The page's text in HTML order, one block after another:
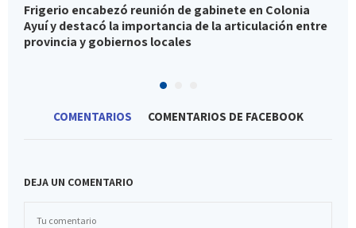
Frigerio encabezó reunión de gabinete en Colonia
Ayuí y destacó la importancia de la articulación entre
provincia y gobiernos locales
COMENTARIOS COMENTARIOS DE FACEBOOK
DEJA UN COMENTARIO